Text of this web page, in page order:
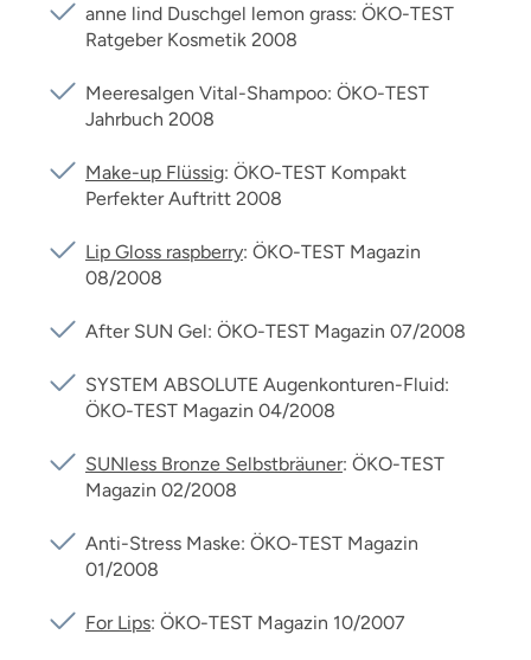
anne lind Duschgel lemon grass: ÖKO-TEST
Ratgeber Kosmetik 2008
Meeresalgen Vital-Shampoo: ÖKO-TEST
Jahrbuch 2008
Make-up Flüssig: ÖKO-TEST Kompakt
Perfekter Auftritt 2008
Lip Gloss raspberry: ÖKO-TEST Magazin
08/2008
After SUN Gel: ÖKO-TEST Magazin 07/2008
SYSTEM ABSOLUTE Augenkonturen-Fluid:
ÖKO-TEST Magazin 04/2008
SUNless Bronze Selbstbräuner: ÖKO-TEST
Magazin 02/2008
Anti-Stress Maske: ÖKO-TEST Magazin
01/2008
For Lips: ÖKO-TEST Magazin 10/2007